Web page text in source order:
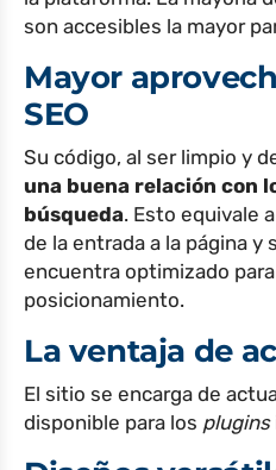
son accesibles la mayor
Mayor
SEO
Su código, al ser limpio y
una buena relación con
búsqueda. Esto equivale
de la entrada a la página y
encuentra optimizado
posicionamiento.
La ventaja de
El sitio se encarga de
disponible para los plugins